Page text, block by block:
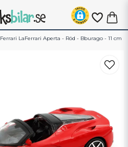
Ferrari LaFerrari Aperta - Röd - Bburago - 11 cm